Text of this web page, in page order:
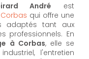
André est
qui offre une
adaptés tant aux
professionnels. En
à Corbas, elle se
l'entretien